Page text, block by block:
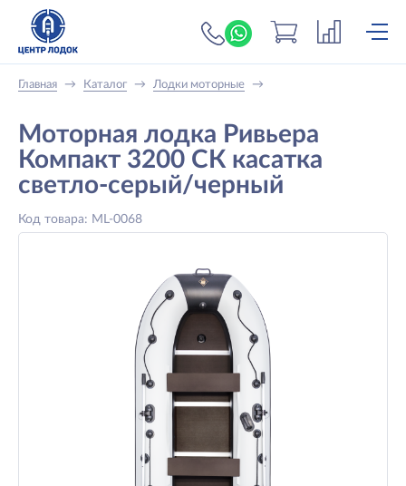
+7 (919) 698-56-
Главная → Каталог → Лодки моторные →
Моторная лодка Ривьера
Компакт 3200 СК касатка
светло-серый/черный
Код товара: ML-0068